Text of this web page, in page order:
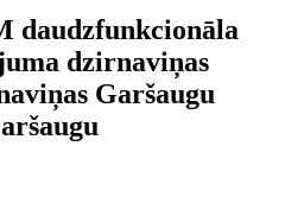
daudzfunkcionāla
dzirnaviņas
Garšaugu